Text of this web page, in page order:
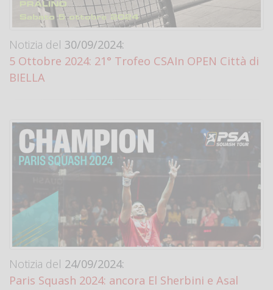
Notizia del 30/09/2024:
5 Ottobre 2024: 21° Trofeo CSAIn OPEN Città di
BIELLA
Notizia del 24/09/2024:
Paris Squash 2024: ancora El Sherbini e Asal